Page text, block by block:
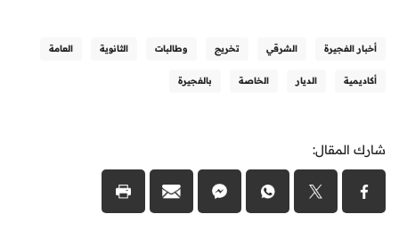
أخبار الفجيرة الشرقي تخريج وطالبات الثانوية العامة
أكاديمية الديار الخاصة بالفجيرة
شارك المقال: